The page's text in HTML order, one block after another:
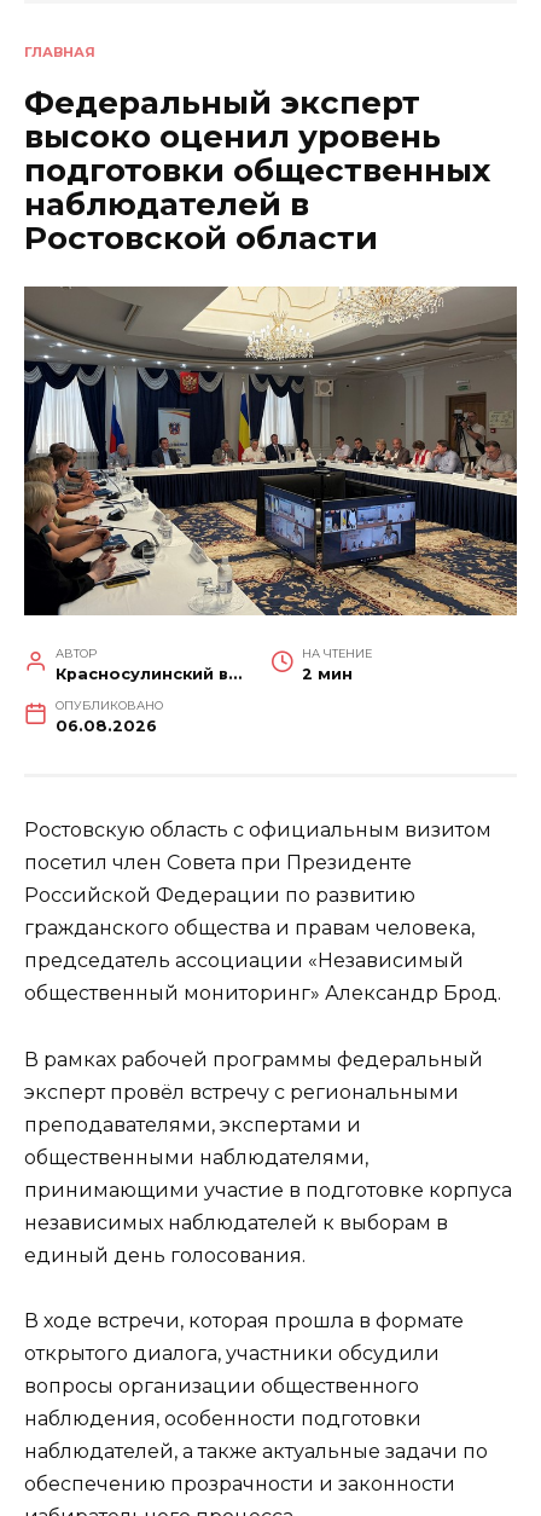
ГЛАВНАЯ
Федеральный эксперт
высоко оценил уровень
подготовки общественных
наблюдателей в
Ростовской области
АВТОР
Красносулинский вестник
НА ЧТЕНИЕ
2 мин
ОПУБЛИКОВАНО
06.08.2026
Ростовскую область с официальным визитом
посетил член Совета при Президенте
Российской Федерации по развитию
гражданского общества и правам человека,
председатель ассоциации «Независимый
общественный мониторинг» Александр Брод.
В рамках рабочей программы федеральный
эксперт провёл встречу с региональными
преподавателями, экспертами и
общественными наблюдателями,
принимающими участие в подготовке корпуса
независимых наблюдателей к выборам в
единый день голосования.
В ходе встречи, которая прошла в формате
открытого диалога, участники обсудили
вопросы организации общественного
наблюдения, особенности подготовки
наблюдателей, а также актуальные задачи по
обеспечению прозрачности и законности